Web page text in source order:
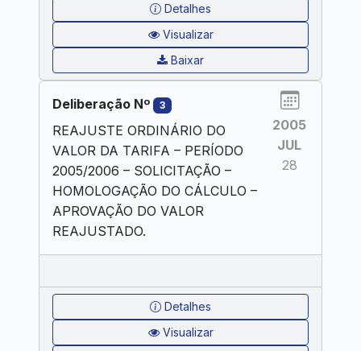
Detalhes
Visualizar
Baixar
Deliberação Nº 3
REAJUSTE ORDINÁRIO DO
VALOR DA TARIFA – PERÍODO
2005/2006 – SOLICITAÇÃO –
HOMOLOGAÇÃO DO CÁLCULO –
APROVAÇÃO DO VALOR
REAJUSTADO.
2005
JUL
28
Detalhes
Visualizar